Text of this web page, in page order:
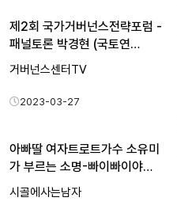
제2회 국가거버넌스전략포럼 -
패널토론 박경현 (국토연…
거버넌스센터TV
2023-03-27
아빠딸 여자트로트가수 소유미
가 부르는 소명-빠이빠이야…
시골에사는남자